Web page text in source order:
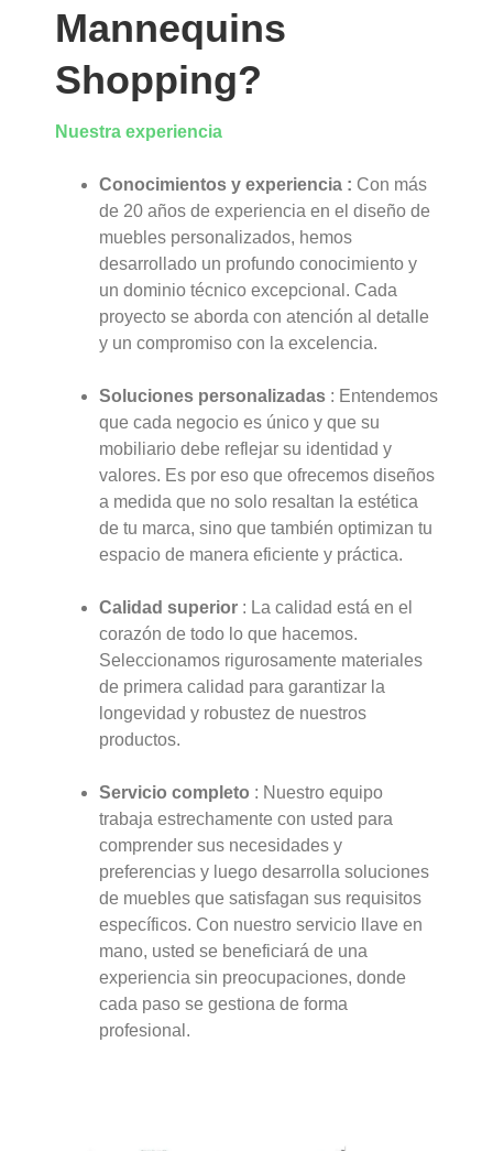
Mannequins
Shopping?
Nuestra experiencia
Conocimientos y experiencia : Con más
de 20 años de experiencia en el diseño de
muebles personalizados, hemos
desarrollado un profundo conocimiento y
un dominio técnico excepcional. Cada
proyecto se aborda con atención al detalle
y un compromiso con la excelencia.
Soluciones personalizadas : Entendemos
que cada negocio es único y que su
mobiliario debe reflejar su identidad y
valores. Es por eso que ofrecemos diseños
a medida que no solo resaltan la estética
de tu marca, sino que también optimizan tu
espacio de manera eficiente y práctica.
Calidad superior : La calidad está en el
corazón de todo lo que hacemos.
Seleccionamos rigurosamente materiales
de primera calidad para garantizar la
longevidad y robustez de nuestros
productos.
Servicio completo : Nuestro equipo
trabaja estrechamente con usted para
comprender sus necesidades y
preferencias y luego desarrolla soluciones
de muebles que satisfagan sus requisitos
específicos. Con nuestro servicio llave en
mano, usted se beneficiará de una
experiencia sin preocupaciones, donde
cada paso se gestiona de forma
profesional.